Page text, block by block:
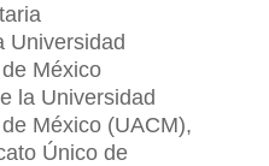
Universidad
México
la Universidad
México (UACM),
Único de